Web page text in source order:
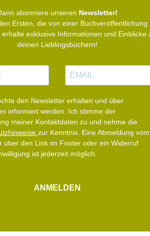
abonniere unseren Newsletter!
Ersten, die von einer Buchveröffentlichung
exklusive Informationen und Einblicke
deinen Lieblingsbüchern!
M
i
den Newsletter erhalten und über
informiert werden.
Ich stimme der
meiner Kontaktdaten zu und nehme die
zur Kenntnis. Eine Abmeldung vom
über den Link im Footer oder ein Widerruf
ist jederzeit möglich.
ANMELDEN